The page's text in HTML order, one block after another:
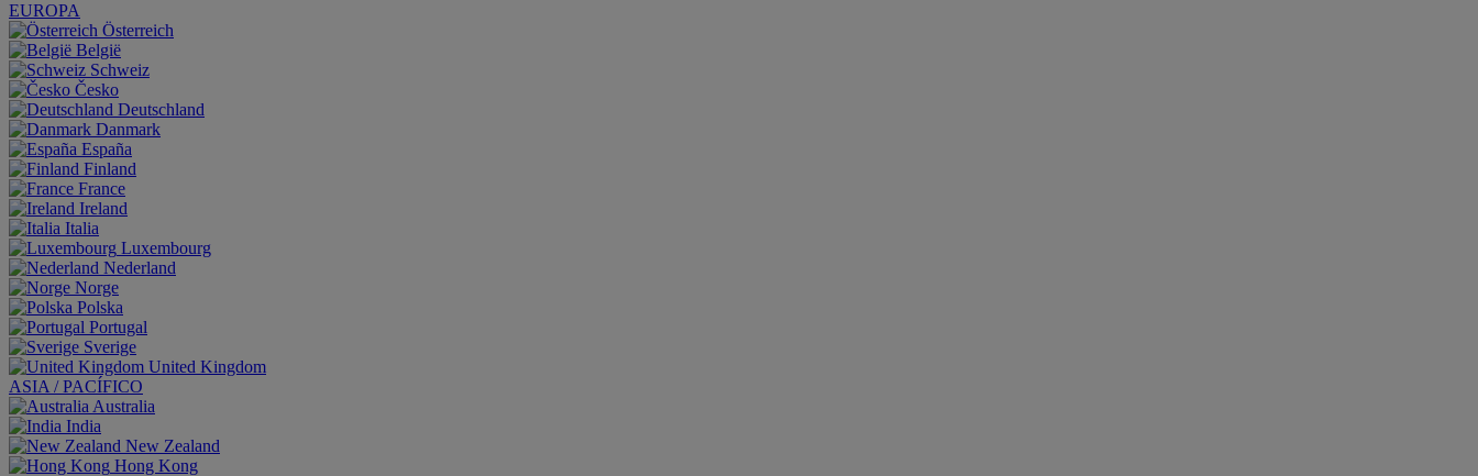
EUROPA
Österreich
België
Schweiz
Česko
Deutschland
Danmark
España
Finland
France
Ireland
Italia
Luxembourg
Nederland
Norge
Polska
Portugal
Sverige
United Kingdom
ASIA / PACÍFICO
Australia
India
New Zealand
Hong Kong